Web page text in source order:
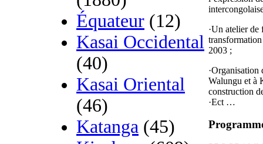
Équateur (12)
Kasai Occidental
(40)
Kasai Oriental
(46)
Katanga (45)
·Un atelier de
2003 ;
·Organisation
Walungu et à
construction
·Ect …